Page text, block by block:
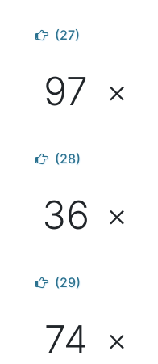
(27)
97 ×
(28)
36 ×
(29)
74 ×